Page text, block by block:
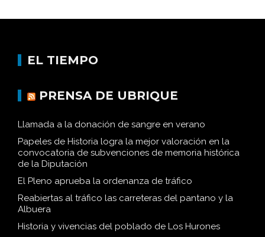
EL TIEMPO
PRENSA DE UBRIQUE
Llamada a la donación de sangre en verano
Papeles de Historia logra la mejor valoración en la
convocatoria de subvenciones de memoria histórica
de la Diputación
El Pleno aprueba la ordenanza de tráfico
Reabiertas al tráfico las carreteras del pantano y la
Albuera
Historia y vivencias del poblado de Los Hurones